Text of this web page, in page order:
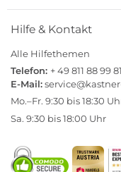
Hilfe & Kontakt
Alle Hilfethemen
Telefon: + 49 811 88 99
E-Mail:
Mo.–Fr. 9:30 bis 18:30
Sa. 9:30 bis 18:00 Uhr